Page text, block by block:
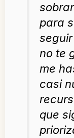
para
no te
me
casi
que